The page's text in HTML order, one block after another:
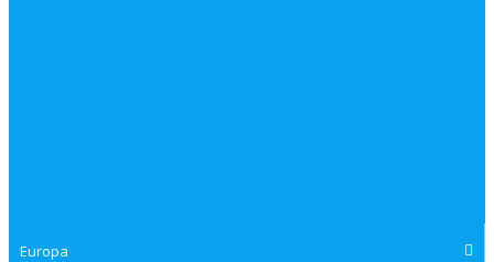
Europa